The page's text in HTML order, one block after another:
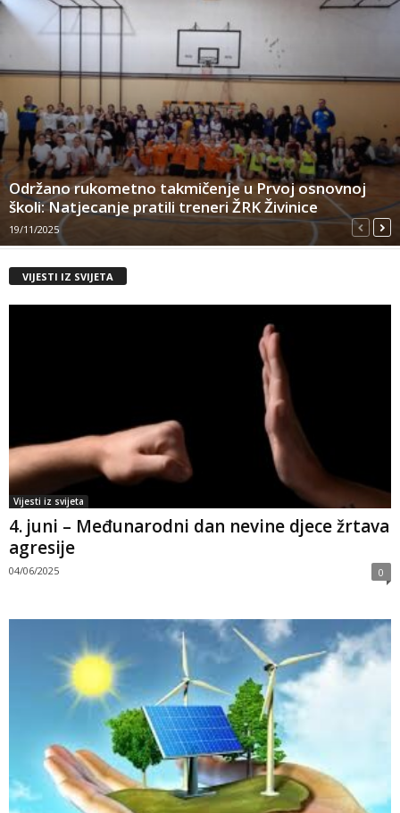
Održano rukometno takmičenje u Prvoj osnovnoj
školi: Natjecanje pratili treneri ŽRK Živinice
19/11/2025
VIJESTI IZ SVIJETA
Vijesti iz svijeta
4. juni – Međunarodni dan nevine djece žrtava
agresije
04/06/2025 0